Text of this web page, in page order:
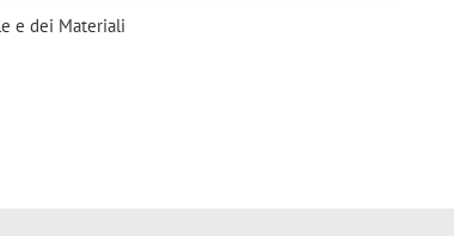
e dei Materiali